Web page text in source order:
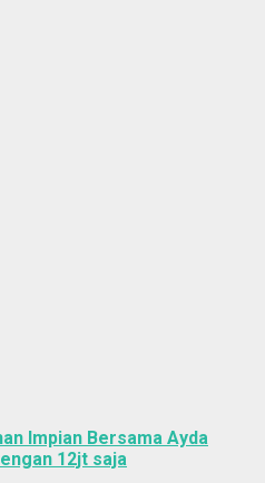
Impian Bersama Ayda
12jt saja